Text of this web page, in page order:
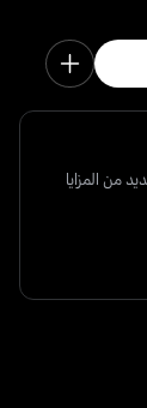
من المزايا